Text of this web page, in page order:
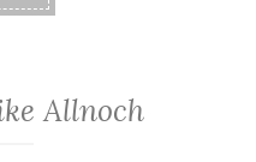
Allnoch